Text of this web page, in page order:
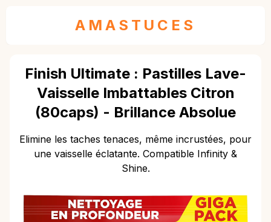
AMASTUCES
Finish Ultimate : Pastilles Lave-
Vaisselle Imbattables Citron
(80caps) - Brillance Absolue
Elimine les taches tenaces, même incrustées, pour
une vaisselle éclatante. Compatible Infinity &
Shine.